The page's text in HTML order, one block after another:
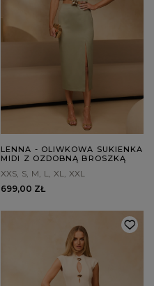
LENNA - OLIWKOWA SUKIENKA
MIDI Z OZDOBNĄ BROSZKĄ
XXS S M L XL XXL
699,00 ZŁ